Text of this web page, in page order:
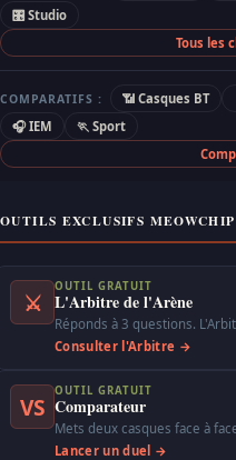
🎛 Studio
Tous les
COMPARATIFS : 📶 Casques BT
🎧 IEM
🏃 Sport
OUTILS EXCLUSIFS MEOWCHIP
⚔
OUTIL GRATUIT
L'Arbitre de l'Arène
Réponds à 3 questions.
Consulter l'Arbitre →
VS
OUTIL GRATUIT
Comparateur
Mets deux casques face à
Lancer un duel →